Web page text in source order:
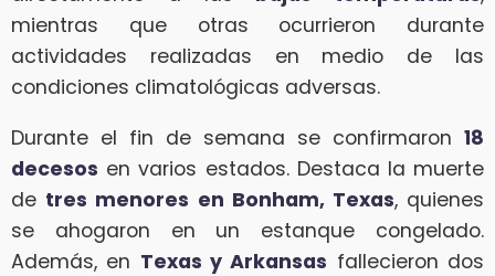
mientras que otras ocurrieron durante
actividades realizadas en medio de las
condiciones climatológicas adversas.
Durante el fin de semana se confirmaron 18
decesos en varios estados. Destaca la muerte
de tres menores en Bonham, Texas, quienes
se ahogaron en un estanque congelado.
Además, en Texas y Arkansas fallecieron dos